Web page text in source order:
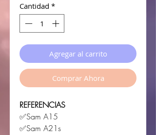
Cantidad *
Agregar al carrito
Comprar Ahora
REFERENCIAS
✅Sam A15
✅Sam A21s